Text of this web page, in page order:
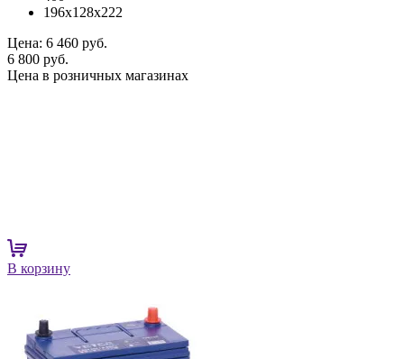
196x128x222
Цена: 6 460 руб.
6 800 руб.
Цена в розничных магазинах
В корзину